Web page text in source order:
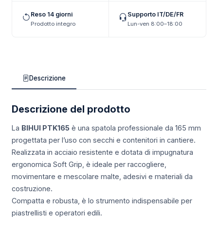
Reso 14 giorni
Prodotto integro
Supporto IT/DE/FR
Lun-ven 8:00–18:00
Descrizione
Descrizione del prodotto
La BIHUI PTK165 è una spatola professionale da 165 mm
progettata per l’uso con secchi e contenitori in cantiere.
Realizzata in acciaio resistente e dotata di impugnatura
ergonomica Soft Grip, è ideale per raccogliere,
movimentare e mescolare malte, adesivi e materiali da
costruzione.
Compatta e robusta, è lo strumento indispensabile per
piastrellisti e operatori edili.